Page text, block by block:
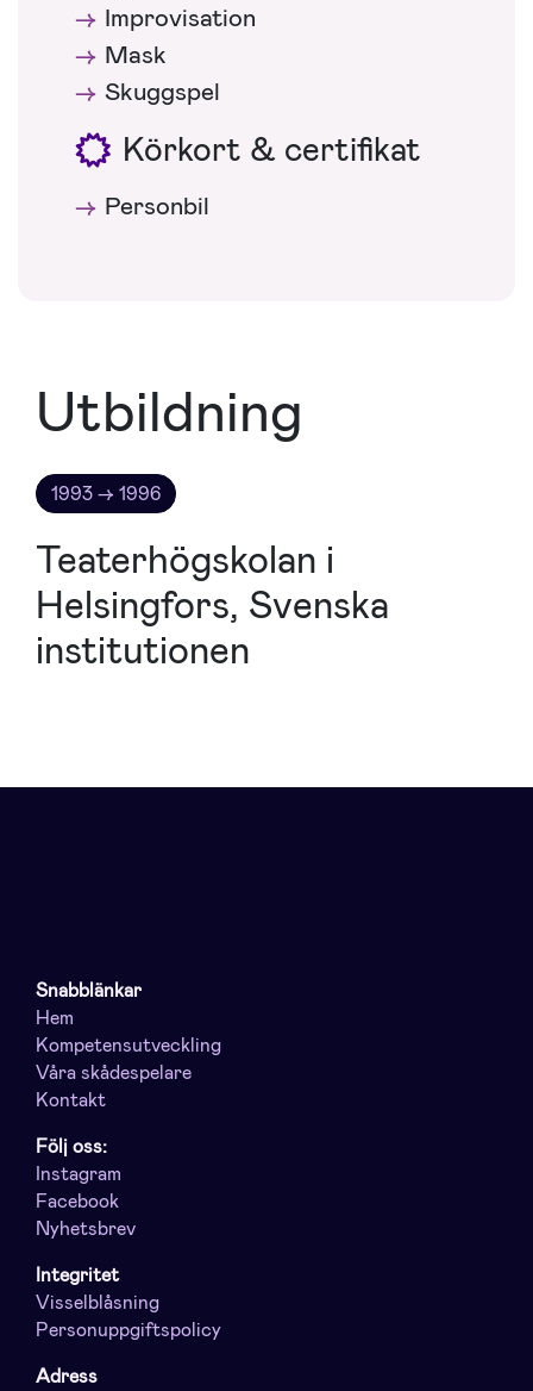
Improvisation
Mask
Skuggspel
Körkort & certifikat
Personbil
Utbildning
1993 → 1996
Teaterhögskolan i
Helsingfors, Svenska
institutionen
Snabblänkar
Hem
Kompetensutveckling
Våra skådespelare
Kontakt
Följ oss:
Instagram
Facebook
Nyhetsbrev
Integritet
Visselblåsning
Personuppgiftspolicy
Adress